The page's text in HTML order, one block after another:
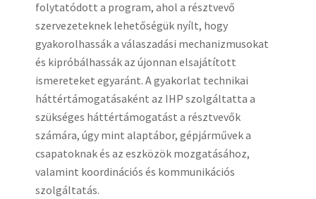
folytatódott a program, ahol a résztvevő
szervezeteknek lehetőségük nyílt, hogy
gyakorolhassák a válaszadási mechanizmusokat
és kipróbálhassák az újonnan elsajátított
ismereteket egyaránt. A gyakorlat technikai
háttértámogatásaként az IHP szolgáltatta a
szükséges háttértámogatást a résztvevők
számára, úgy mint alaptábor, gépjárművek a
csapatoknak és az eszközök mozgatásához,
valamint koordinációs és kommunikációs
szolgáltatás.